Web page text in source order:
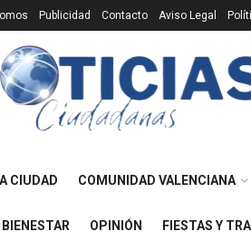
Publicidad Contacto Aviso Legal
CIUDAD COMUNIDAD VALENCIANA
OPINIÓN FIESTAS Y